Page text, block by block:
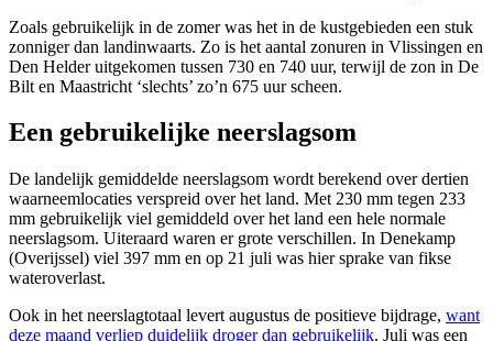
Zoals gebruikelijk in de zomer was het in de kustgebieden een stuk
zonniger dan landinwaarts. Zo is het aantal zonuren in Vlissingen en
Den Helder uitgekomen tussen 730 en 740 uur, terwijl de zon in De
Bilt en Maastricht ‘slechts’ zo’n 675 uur scheen.
Een gebruikelijke neerslagsom
De landelijk gemiddelde neerslagsom wordt berekend over dertien
waarneemlocaties verspreid over het land. Met 230 mm tegen 233
mm gebruikelijk viel gemiddeld over het land een hele normale
neerslagsom. Uiteraard waren er grote verschillen. In Denekamp
(Overijssel) viel 397 mm en op 21 juli was hier sprake van fikse
wateroverlast.
Ook in het neerslagtotaal levert augustus de positieve bijdrage, want
deze maand verliep duidelijk droger dan gebruikelijk. Juli was een